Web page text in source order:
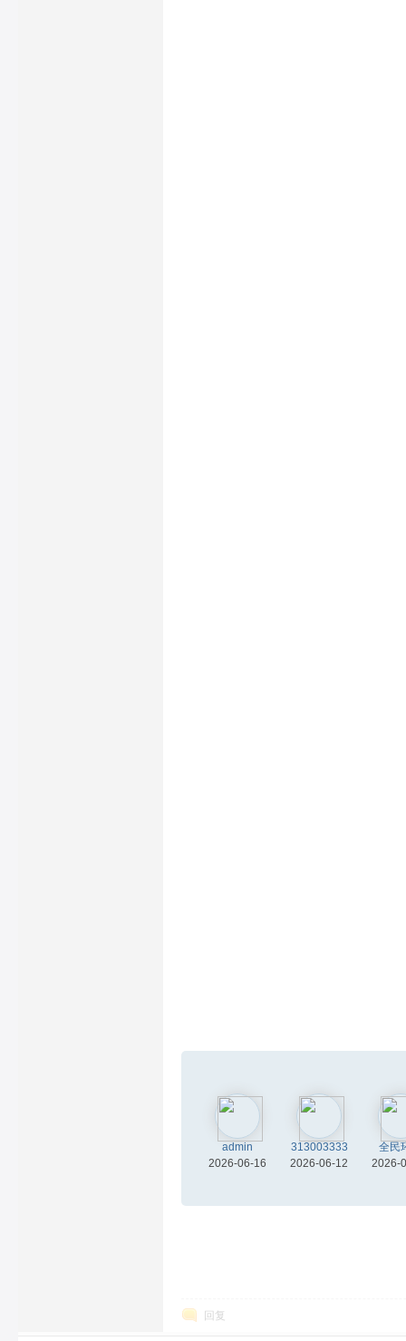
admin
2026-06-16
313003333
2026-06-12
全民
2026-
回复